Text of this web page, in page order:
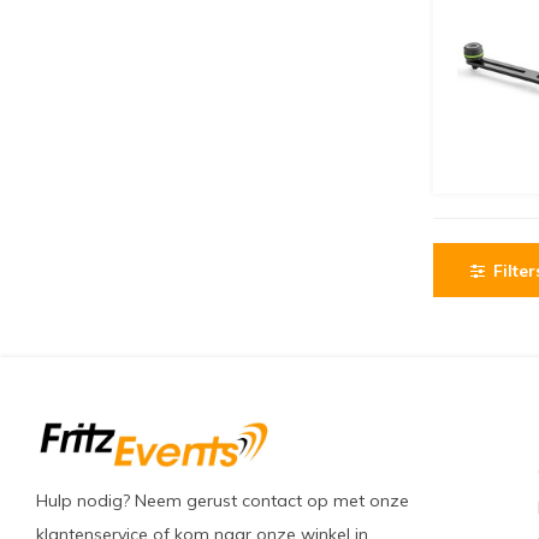
Hulp nodig? Neem gerust contact op met onze
klantenservice of kom naar onze winkel in